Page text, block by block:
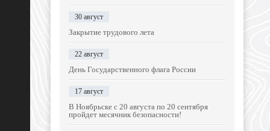
30 август
Закрытие трудового лета
22 август
День Государственного флага России
17 август
В Ноябрьске с 20 августа по 20 сентября
пройдет месячник безопасности!